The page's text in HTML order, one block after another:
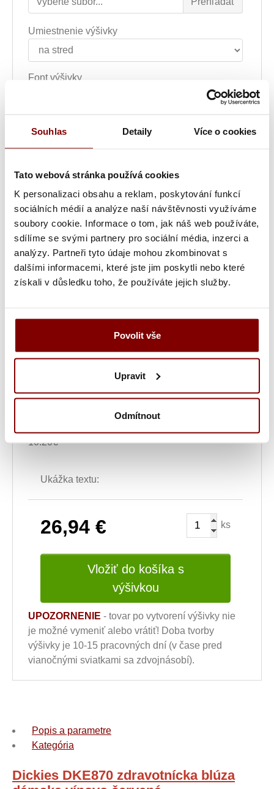
Souhlas Detaily Více o cookies
Tato webová stránka používá cookies
K personalizaci obsahu a reklam, poskytování funkcí
sociálních médií a analýze naší návštěvnosti využíváme
soubory cookie. Informace o tom, jak náš web používáte,
sdílíme se svými partnery pro sociální média, inzerci a
analýzy. Partneři tyto údaje mohou zkombinovat s
dalšími informacemi, které jste jim poskytli nebo které
získali v důsledku toho, že používáte jejich služby.
Povolit vše
Upravit
Odmítnout
Umiestnenie výšivky
Font výšivky
Šírka nápisu alebo loga
Poznámka k výšivke
Grafická úprava loga a vyšití + 29.59€
Vyšitie loga + 5.10€
10.20€
Ukážka textu:
26,94 € ks
Vložiť do košíka s
výšivkou
UPOZORNENIE - tovar po vytvorení výšivky nie
je možné vymeniť alebo vrátiť! Doba tvorby
výšivky je 10-15 pracovných dní (v čase pred
vianočnými sviatkami sa zdvojnásobí).
Popis a parametre
Kategória
Dickies DKE870 zdravotnícka blúza